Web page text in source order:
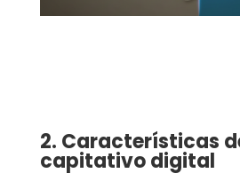
2. Características
capitativo digital